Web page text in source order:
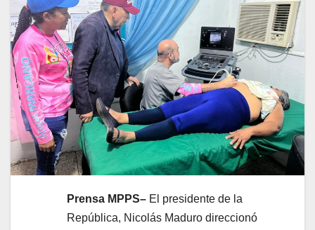
Prensa MPPS– El presidente de la
República, Nicolás Maduro direccionó